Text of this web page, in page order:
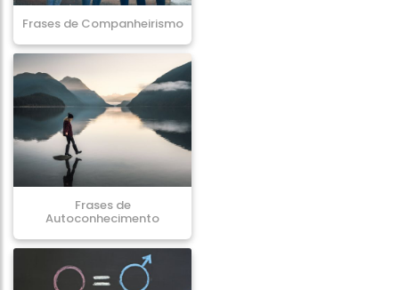
Frases de Companheirismo
Frases de
Autoconhecimento